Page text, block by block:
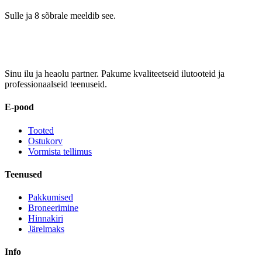
Sulle ja 8 sõbrale meeldib see.
Sinu ilu ja heaolu partner. Pakume kvaliteetseid ilutooteid ja
professionaalseid teenuseid.
E-pood
Tooted
Ostukorv
Vormista tellimus
Teenused
Pakkumised
Broneerimine
Hinnakiri
Järelmaks
Info